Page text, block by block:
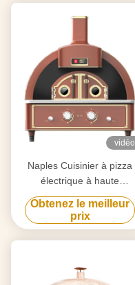
vidéo
Naples Cuisinier à pizza
électrique à haute
température à 600 ° C
Obtenez le meilleur
prix